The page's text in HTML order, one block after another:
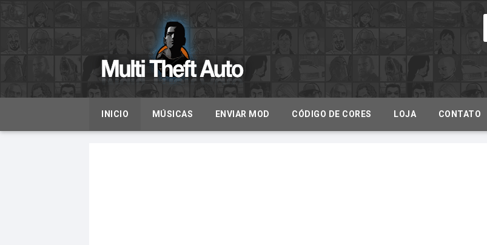
INICIO MÚSICAS ENVIAR MOD CÓDIGO DE CORES LOJA CONTATO